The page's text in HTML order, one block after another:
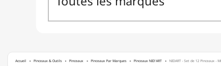
Accueil Pinceaux & Outils Pinceaux Pinceaux Par Marques Pinceaux NID'ART NIDART - Set de 12 Pinceaux -